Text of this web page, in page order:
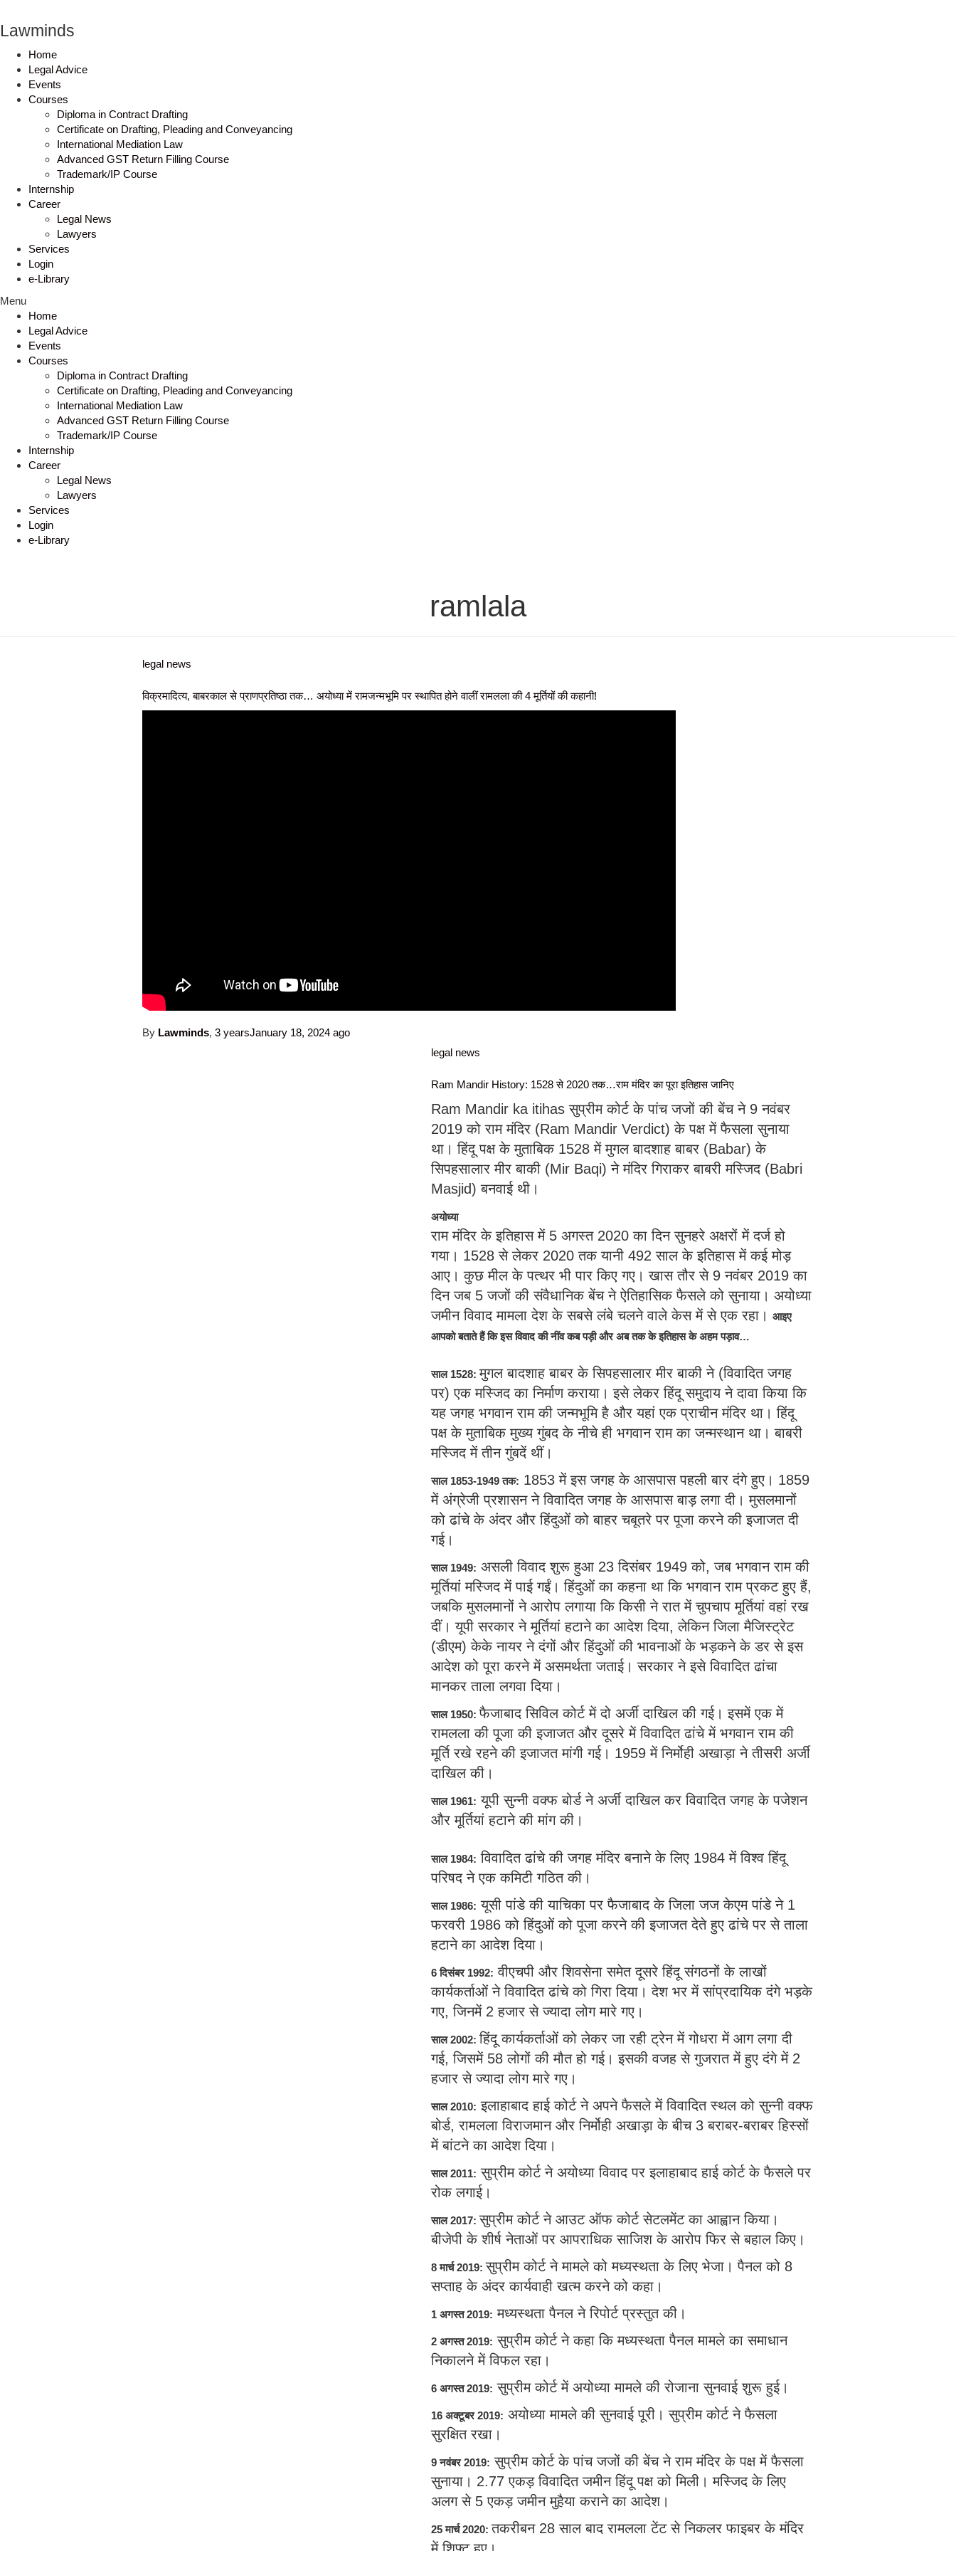
Lawminds
Home
Legal Advice
Events
Courses
Diploma in Contract Drafting
Certificate on Drafting, Pleading and Conveyancing
International Mediation Law
Advanced GST Return Filling Course
Trademark/IP Course
Internship
Career
Legal News
Lawyers
Services
Login
e-Library
Menu
Home
Legal Advice
Events
Courses
Diploma in Contract Drafting
Certificate on Drafting, Pleading and Conveyancing
International Mediation Law
Advanced GST Return Filling Course
Trademark/IP Course
Internship
Career
Legal News
Lawyers
Services
Login
e-Library
ramlala
legal news
विक्रमादित्य, बाबरकाल से प्राणप्रतिष्ठा तक… अयोध्या में रामजन्मभूमि पर स्थापित होने वालीं रामलला की 4 मूर्तियों की कहानी!
By Lawminds, 3 yearsJanuary 18, 2024ago
legal news
Ram Mandir History: 1528 से 2020 तक…राम मंदिर का पूरा इतिहास जानिए
Ram Mandir ka itihas सुप्रीम कोर्ट के पांच जजों की बेंच ने 9 नवंबर
2019 को राम मंदिर (Ram Mandir Verdict) के पक्ष में फैसला सुनाया
था। हिंदू पक्ष के मुताबिक 1528 में मुगल बादशाह बाबर (Babar) के
सिपहसालार मीर बाकी (Mir Baqi) ने मंदिर गिराकर बाबरी मस्जिद (Babri
Masjid) बनवाई थी।
अयोध्या
राम मंदिर के इतिहास में 5 अगस्त 2020 का दिन सुनहरे अक्षरों में दर्ज हो
गया। 1528 से लेकर 2020 तक यानी 492 साल के इतिहास में कई मोड़
आए। कुछ मील के पत्थर भी पार किए गए। खास तौर से 9 नवंबर 2019 का
दिन जब 5 जजों की संवैधानिक बेंच ने ऐतिहासिक फैसले को सुनाया। अयोध्या
जमीन विवाद मामला देश के सबसे लंबे चलने वाले केस में से एक रहा। आइए
आपको बताते हैं कि इस विवाद की नींव कब पड़ी और अब तक के इतिहास के अहम पड़ाव…
साल 1528:मुगल बादशाह बाबर के सिपहसालार मीर बाकी ने (विवादित जगह
पर) एक मस्जिद का निर्माण कराया। इसे लेकर हिंदू समुदाय ने दावा किया कि
यह जगह भगवान राम की जन्मभूमि है और यहां एक प्राचीन मंदिर था। हिंदू
पक्ष के मुताबिक मुख्य गुंबद के नीचे ही भगवान राम का जन्मस्थान था। बाबरी
मस्जिद में तीन गुंबदें थीं।
साल 1853-1949 तक: 1853 में इस जगह के आसपास पहली बार दंगे हुए। 1859
में अंग्रेजी प्रशासन ने विवादित जगह के आसपास बाड़ लगा दी। मुसलमानों
को ढांचे के अंदर और हिंदुओं को बाहर चबूतरे पर पूजा करने की इजाजत दी
गई।
साल 1949: असली विवाद शुरू हुआ 23 दिसंबर 1949 को, जब भगवान राम की
मूर्तियां मस्जिद में पाई गईं। हिंदुओं का कहना था कि भगवान राम प्रकट हुए हैं,
जबकि मुसलमानों ने आरोप लगाया कि किसी ने रात में चुपचाप मूर्तियां वहां रख
दीं। यूपी सरकार ने मूर्तियां हटाने का आदेश दिया, लेकिन जिला मैजिस्ट्रेट
(डीएम) केके नायर ने दंगों और हिंदुओं की भावनाओं के भड़कने के डर से इस
आदेश को पूरा करने में असमर्थता जताई। सरकार ने इसे विवादित ढांचा
मानकर ताला लगवा दिया।
साल 1950:फैजाबाद सिविल कोर्ट में दो अर्जी दाखिल की गई। इसमें एक में
रामलला की पूजा की इजाजत और दूसरे में विवादित ढांचे में भगवान राम की
मूर्ति रखे रहने की इजाजत मांगी गई। 1959 में निर्मोही अखाड़ा ने तीसरी अर्जी
दाखिल की।
साल 1961: यूपी सुन्नी वक्फ बोर्ड ने अर्जी दाखिल कर विवादित जगह के पजेशन
और मूर्तियां हटाने की मांग की।
साल 1984: विवादित ढांचे की जगह मंदिर बनाने के लिए 1984 में विश्व हिंदू
परिषद ने एक कमिटी गठित की।
साल 1986: यूसी पांडे की याचिका पर फैजाबाद के जिला जज केएम पांडे ने 1
फरवरी 1986 को हिंदुओं को पूजा करने की इजाजत देते हुए ढांचे पर से ताला
हटाने का आदेश दिया।
6 दिसंबर 1992: वीएचपी और शिवसेना समेत दूसरे हिंदू संगठनों के लाखों
कार्यकर्ताओं ने विवादित ढांचे को गिरा दिया। देश भर में सांप्रदायिक दंगे भड़के
गए, जिनमें 2 हजार से ज्यादा लोग मारे गए।
साल 2002:हिंदू कार्यकर्ताओं को लेकर जा रही ट्रेन में गोधरा में आग लगा दी
गई, जिसमें 58 लोगों की मौत हो गई। इसकी वजह से गुजरात में हुए दंगे में 2
हजार से ज्यादा लोग मारे गए।
साल 2010: इलाहाबाद हाई कोर्ट ने अपने फैसले में विवादित स्थल को सुन्नी वक्फ
बोर्ड, रामलला विराजमान और निर्मोही अखाड़ा के बीच 3 बराबर-बराबर हिस्सों
में बांटने का आदेश दिया।
साल 2011: सुप्रीम कोर्ट ने अयोध्या विवाद पर इलाहाबाद हाई कोर्ट के फैसले पर
रोक लगाई।
साल 2017:सुप्रीम कोर्ट ने आउट ऑफ कोर्ट सेटलमेंट का आह्वान किया।
बीजेपी के शीर्ष नेताओं पर आपराधिक साजिश के आरोप फिर से बहाल किए।
8 मार्च 2019:सुप्रीम कोर्ट ने मामले को मध्यस्थता के लिए भेजा। पैनल को 8
सप्ताह के अंदर कार्यवाही खत्म करने को कहा।
1 अगस्त 2019: मध्यस्थता पैनल ने रिपोर्ट प्रस्तुत की।
2 अगस्त 2019: सुप्रीम कोर्ट ने कहा कि मध्यस्थता पैनल मामले का समाधान
निकालने में विफल रहा।
6 अगस्त 2019: सुप्रीम कोर्ट में अयोध्या मामले की रोजाना सुनवाई शुरू हुई।
16 अक्टूबर 2019: अयोध्या मामले की सुनवाई पूरी। सुप्रीम कोर्ट ने फैसला
सुरक्षित रखा।
9 नवंबर 2019: सुप्रीम कोर्ट के पांच जजों की बेंच ने राम मंदिर के पक्ष में फैसला
सुनाया। 2.77 एकड़ विवादित जमीन हिंदू पक्ष को मिली। मस्जिद के लिए
अलग से 5 एकड़ जमीन मुहैया कराने का आदेश।
25 मार्च 2020:तकरीबन 28 साल बाद रामलला टेंट से निकलर फाइबर के मंदिर